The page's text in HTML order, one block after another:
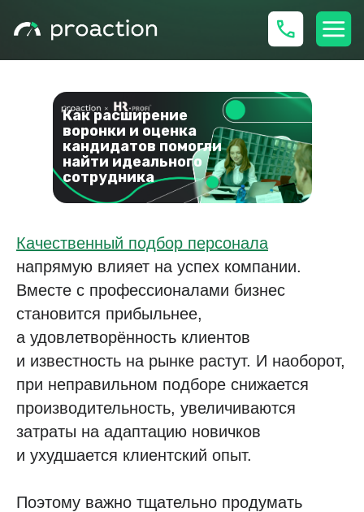
Как расширение
воронки и оценка
кандидатов помогли
найти идеального
сотрудника
Качественный подбор персонала
напрямую влияет на успех компании.
Вместе с профессионалами бизнес
становится прибыльнее,
а удовлетворённость клиентов
и известность на рынке растут. И наоборот,
при неправильном подборе снижается
производительность, увеличиваются
затраты на адаптацию новичков
и ухудшается клиентский опыт.
Поэтому важно тщательно продумать